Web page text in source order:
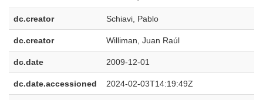
dc.creator Schiavi, Pablo
dc.creator Williman, Juan Raúl
dc.date 2009-12-01
dc.date.accessioned 2024-02-03T14:19:49Z